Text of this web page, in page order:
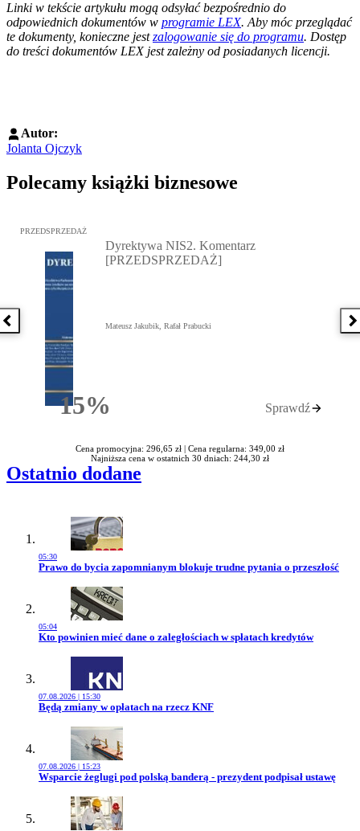
Linki w tekście artykułu mogą odsyłać bezpośrednio do
odpowiednich dokumentów w programie LEX. Aby móc przeglądać
te dokumenty, konieczne jestzalogowanie się do programu. Dostęp
do treści dokumentów LEX jest zależny od posiadanych licencji.
Autor:
Jolanta Ojczyk
Polecamy książki biznesowe
Poprzednia książka
Przejdź do: Dyrektywa NIS2. Komentarz [PRZEDSPRZEDAŻ],
PRZEDSPRZEDAŻ
15%Rabatu
Dyrektywa NIS2. Komentarz
[PRZEDSPRZEDAŻ]
Mateusz Jakubik, Rafał Prabucki
Sprawdź
Cena promocyjna: 296,65 zł | Cena regularna: 349,00 zł
Najniższa cena w ostatnich 30 dniach: 244,30 zł
Ostatnio dodane
05:30
Przejdź do artykułu:
Prawo do bycia zapomnianym blokuje trudne pytania o przeszłość
05:04
Przejdź do artykułu:
Kto powinien mieć dane o zaległościach w spłatach kredytów
07.08.2026 | 15:30
Przejdź do artykułu:
Będą zmiany w opłatach na rzecz KNF
07.08.2026 | 15:23
Przejdź do artykułu:
Wsparcie żeglugi pod polską banderą - prezydent podpisał ustawę